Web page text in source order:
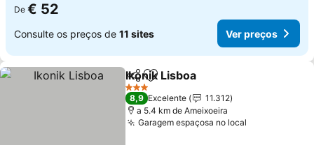
De € 52
Consulte os preços de 11 sites Ver preços
PartilharAdicionar aos favoritos
Ikonik Lisboa
3 Estrelas
8,9 Excelente
11.312
a 5.4 km de Ameixoeira
Garagem espaçosa no local